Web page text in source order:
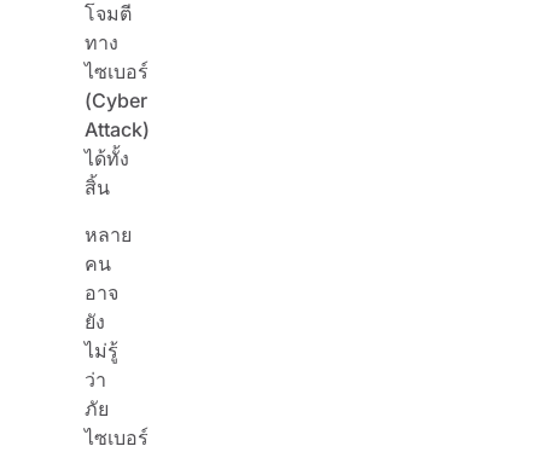
โจมตี
ทาง
ไซเบอร์
(Cyber
Attack)
ได้ทั้ง
สิ้น
หลาย
คน
อาจ
ยัง
ไม่รู้
ว่า
ภัย
ไซเบอร์